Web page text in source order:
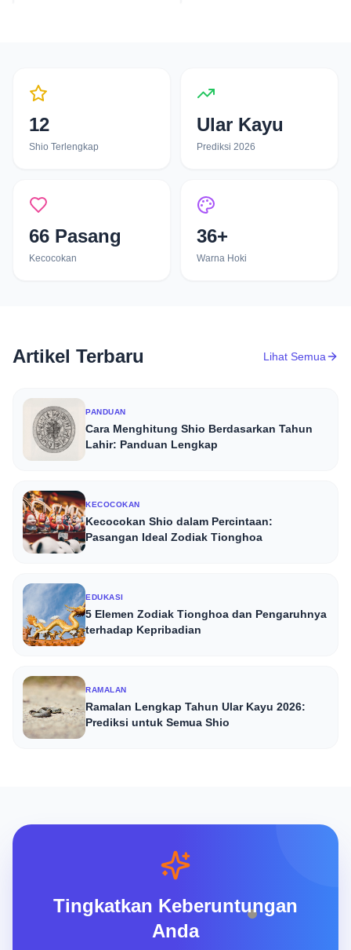
12
Shio Terlengkap
Ular Kayu
Prediksi 2026
66 Pasang
Kecocokan
36+
Warna Hoki
Artikel Terbaru Lihat Semua
PANDUAN
Cara Menghitung Shio Berdasarkan Tahun
Lahir: Panduan Lengkap
KECOCOKAN
Kecocokan Shio dalam Percintaan:
Pasangan Ideal Zodiak Tionghoa
EDUKASI
5 Elemen Zodiak Tionghoa dan Pengaruhnya
terhadap Kepribadian
RAMALAN
Ramalan Lengkap Tahun Ular Kayu 2026:
Prediksi untuk Semua Shio
Tingkatkan Keberuntungan
Anda